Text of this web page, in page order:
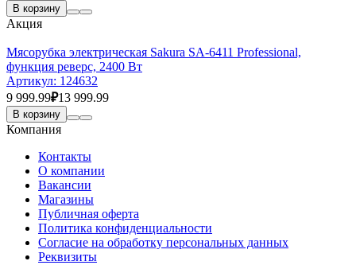
В корзину
Акция
Мясорубка электрическая Sakura SA-6411 Professional,
функция реверс, 2400 Вт
Артикул: 124632
9 999.99₽13 999.99
В корзину
Компания
Контакты
О компании
Вакансии
Магазины
Публичная оферта
Политика конфиденциальности
Согласие на обработку персональных данных
Реквизиты